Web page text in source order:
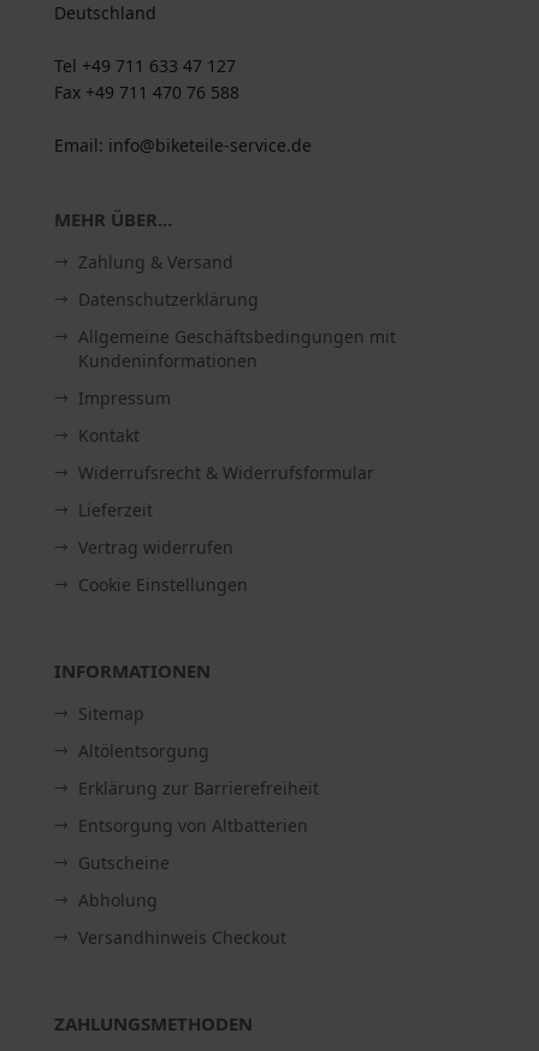
Deutschland
Tel +49 711 633 47 127
Fax +49 711 470 76 588
Email: info@biketeile-service.de
MEHR ÜBER...
Zahlung & Versand
Datenschutzerklärung
Allgemeine Geschäftsbedingungen mit
Kundeninformationen
Impressum
Kontakt
Widerrufsrecht & Widerrufsformular
Lieferzeit
Vertrag widerrufen
Cookie Einstellungen
INFORMATIONEN
Sitemap
Altölentsorgung
Erklärung zur Barrierefreiheit
Entsorgung von Altbatterien
Gutscheine
Abholung
Versandhinweis Checkout
ZAHLUNGSMETHODEN